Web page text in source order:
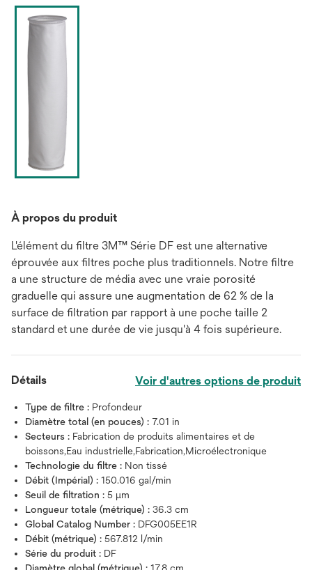
À propos du produit
L'élément du filtre 3M™ Série DF est une alternative
éprouvée aux filtres poche plus traditionnels. Notre filtre
a une structure de média avec une vraie porosité
graduelle qui assure une augmentation de 62 % de la
surface de filtration par rapport à une poche taille 2
standard et une durée de vie jusqu'à 4 fois supérieure.
Détails Voir d'autres options de produit
Type de filtre : Profondeur
Diamètre total (en pouces) : 7.01 in
Secteurs : Fabrication de produits alimentaires et de
boissons,Eau industrielle,Fabrication,Microélectronique
Technologie du filtre : Non tissé
Débit (Impérial) : 150.016 gal/min
Seuil de filtration : 5 μm
Longueur totale (métrique) : 36.3 cm
Global Catalog Number : DFG005EE1R
Débit (métrique) : 567.812 l/min
Série du produit : DF
Diamètre global (métrique) : 17.8 cm